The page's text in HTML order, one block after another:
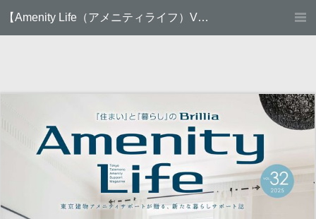
【Amenity Life（アメニティライフ）VOL.32】東京建物アメニティサポート